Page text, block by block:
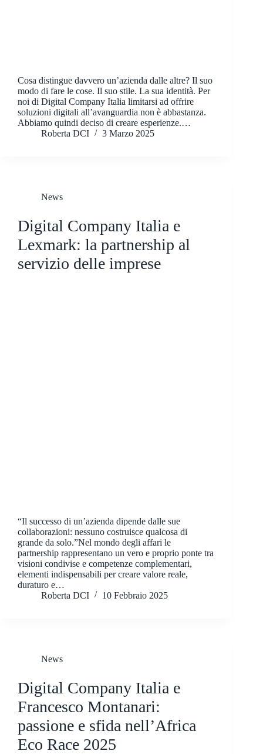
Cosa distingue davvero un’azienda dalle altre? Il suo
modo di fare le cose. Il suo stile. La sua identità. Per
noi di Digital Company Italia limitarsi ad offrire
soluzioni digitali all’avanguardia non è abbastanza.
Abbiamo quindi deciso di creare esperienze.…
Roberta DCI
3 Marzo 2025
News
Digital Company Italia e
Lexmark: la partnership al
servizio delle imprese
“Il successo di un’azienda dipende dalle sue
collaborazioni: nessuno costruisce qualcosa di
grande da solo.”Nel mondo degli affari le
partnership rappresentano un vero e proprio ponte tra
visioni condivise e competenze complementari,
elementi indispensabili per creare valore reale,
duraturo e…
Roberta DCI
10 Febbraio 2025
News
Digital Company Italia e
Francesco Montanari:
passione e sfida nell’Africa
Eco Race 2025